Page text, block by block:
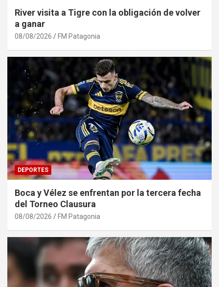
River visita a Tigre con la obligación de volver
a ganar
08/08/2026 FM Patagonia
DEPORTES
Boca y Vélez se enfrentan por la tercera fecha
del Torneo Clausura
08/08/2026 FM Patagonia